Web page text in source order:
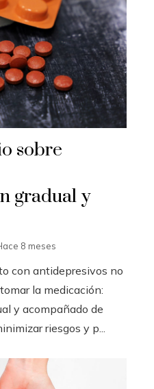
sobre
gradual y
8 meses
con antidepresivos no
la medicación:
y acompañado de
riesgos y p...